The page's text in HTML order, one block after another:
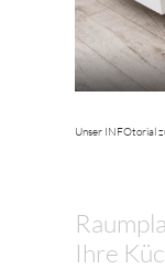
Unser INFOtorial
Ihre